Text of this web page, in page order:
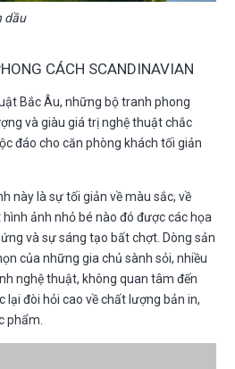
dầu
CÁCH SCANDINAVIAN
Bắc Âu, những bộ tranh phong
và giàu giá trị nghệ thuật chắc
đáo cho căn phòng khách tối giản
này là sự tối giản về màu sắc, về
ảnh nhỏ bé nào đó được các họa
và sự sáng tạo bất chợt. Dòng sản
của những gia chủ sành sỏi, nhiều
nghệ thuật, không quan tâm đến
đòi hỏi cao về chất lượng bản in,
phẩm.